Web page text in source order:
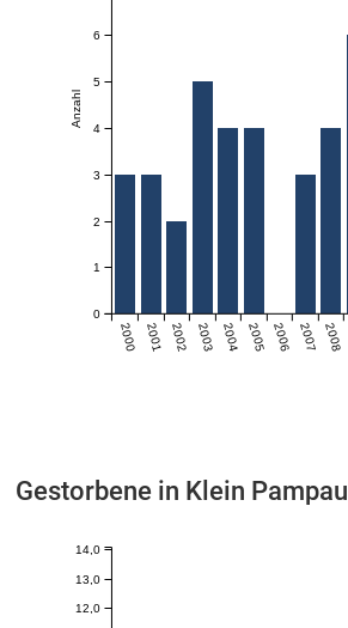
(Mikrozensus)
2000 2001 2002 2003 2004 2005 2006 2007 2008
Anzahl
0
1
2
3
4
5
6
Gestorbene in Klein Pampau
12,0
13,0
14,0